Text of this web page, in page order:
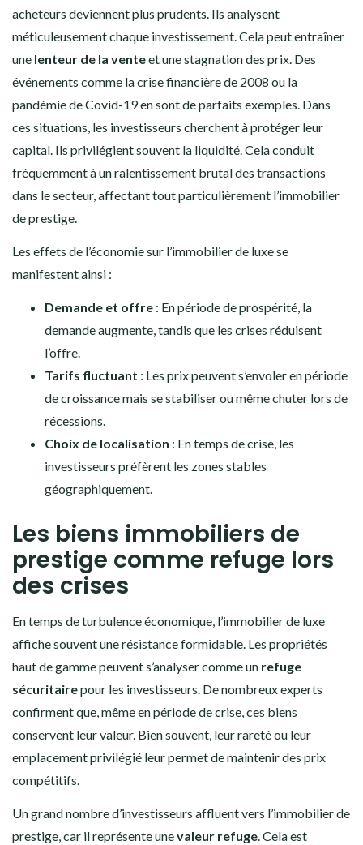
acheteurs deviennent plus prudents. Ils analysent
méticuleusement chaque investissement. Cela peut entraîner
une lenteur de la venteet une stagnation des prix. Des
événements comme la crise financière de 2008 ou la
pandémie de Covid-19 en sont de parfaits exemples. Dans
ces situations, les investisseurs cherchent à protéger leur
capital. Ils privilégient souvent la liquidité. Cela conduit
fréquemment à un ralentissement brutal des transactions
dans le secteur, affectant tout particulièrement l’immobilier
de prestige.
Les effets de l’économie sur l’immobilier de luxe se
manifestent ainsi :
Demande et offre : En période de prospérité, la
demande augmente, tandis que les crises réduisent
l’offre.
Tarifs fluctuant : Les prix peuvent s’envoler en période
de croissance mais se stabiliser ou même chuter lors de
récessions.
Choix de localisation : En temps de crise, les
investisseurs préfèrent les zones stables
géographiquement.
Les biens immobiliers de
prestige comme refuge lors
des crises
En temps de turbulence économique, l’immobilier de luxe
affiche souvent une résistance formidable. Les propriétés
haut de gamme peuvent s’analyser comme un refuge
sécuritairepour les investisseurs. De nombreux experts
confirment que, même en période de crise, ces biens
conservent leur valeur. Bien souvent, leur rareté ou leur
emplacement privilégié leur permet de maintenir des prix
compétitifs.
Un grand nombre d’investisseurs affluent vers l’immobilier de
prestige, car il représente unevaleur refuge . Cela est